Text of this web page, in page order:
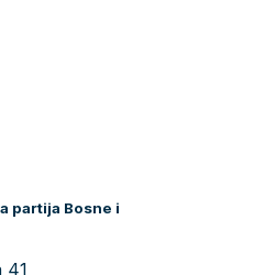
partija Bosne i
41